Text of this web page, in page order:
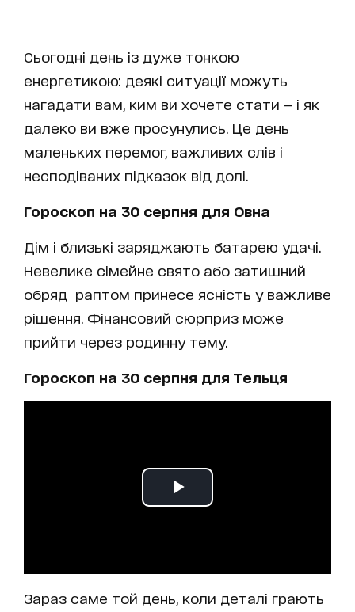
Сьогодні день із дуже тонкою
енергетикою: деякі ситуації можуть
нагадати вам, ким ви хочете стати — і як
далеко ви вже просунулись. Це день
маленьких перемог, важливих слів і
несподіваних підказок від долі.
Гороскоп на 30 серпня для Овна
Дім і близькі заряджають батарею удачі.
Невелике сімейне свято або затишний
обряд раптом принесе ясність у важливе
рішення. Фінансовий сюрприз може
прийти через родинну тему.
Гороскоп на 30 серпня для Тельця
Зараз саме той день, коли деталі грають